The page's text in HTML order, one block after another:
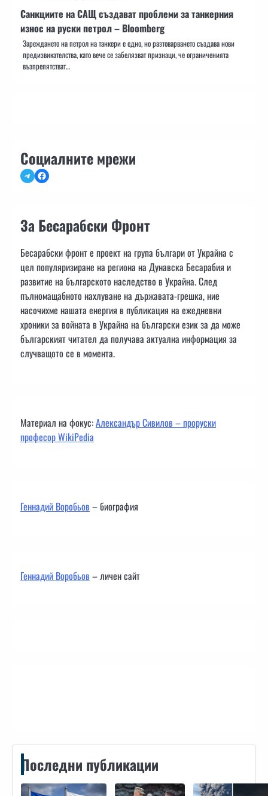
Санкциите на САЩ създават проблеми за танкерния
износ на руски петрол – Bloomberg
Зареждането на петрол на танкери е едно, но разтоварването създава нови
предизвикателства, като вече се забелязват признаци, че ограниченията
възпрепятстват…
Социалните мрежи
TelegramFacebook
За Бесарабски Фронт
Бесарабски фронт е проект на група българи от Украйна с
цел популяризиране на региона на Дунавска Бесарабия и
развитие на българското наследство в Украйна. След
пълномащабното нахлуване на държавата-грешка, ние
насочихме нашата енергия в публикация на ежедневни
хроники за войната в Украйна на български език за да може
българският читател да получава актуална информация за
случващото се в момента.
Материал на фокус:Александър Сивилов – проруски
професор WikiPedia
Геннадий Воробьов– биография
Геннадий Воробьов– личен сайт
Последни публикации